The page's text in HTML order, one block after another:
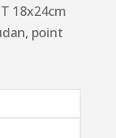
18x24cm
point